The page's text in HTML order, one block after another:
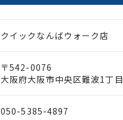
クイックなんばウォーク店
〒542-0076
大阪府大阪市中央区難波1丁
050-5385-4897